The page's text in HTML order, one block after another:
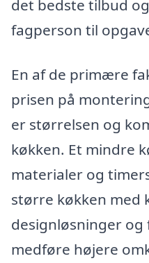
det bedste tilbud
fagperson til
En af de primære
prisen på
er størrelsen og
køkken. Et mindre
materialer og
større køkken med
designløsninger
medføre højere